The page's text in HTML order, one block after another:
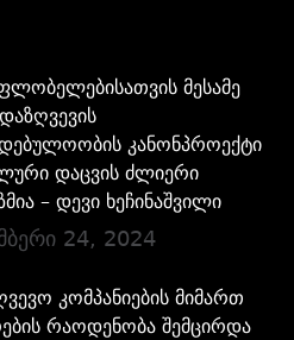
მესამე
კანონპროექტი
დაცვის ძლიერი
– დევი ხეჩინაშვილი
24, 2024
კომპანიების მიმართ
რაოდენობა შემცირდა